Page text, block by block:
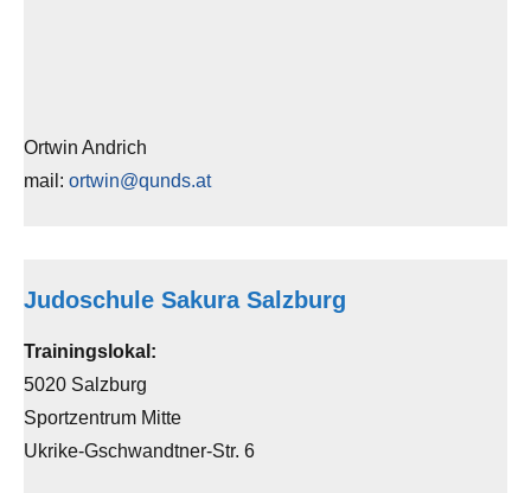
Ortwin Andrich
mail: ortwin@qunds.at
Judoschule Sakura Salzburg
Trainingslokal:
5020 Salzburg
Sportzentrum Mitte
Ukrike-Gschwandtner-Str. 6